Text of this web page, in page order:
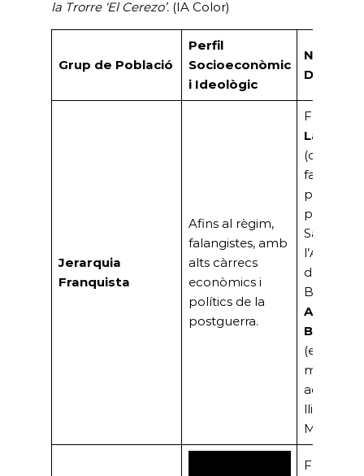
la Trorre ‘El Cerezo’. (IA Color)
Grup de Població
Perfil
Socioeconòmic
i Ideològic
Noms
Jerarquia
Franquista
Afins al règim,
falangistes, amb
alts càrrecs
econòmics i
polítics de la
postguerra.
Família
Lacalle
(conegut
falangista
primer
president
Saló de
de
Abdón
Bordoy
mallorquí
lligat a
March).
Família